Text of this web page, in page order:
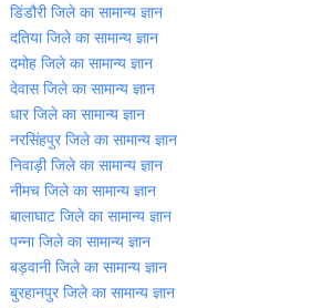
डिंडौरी जिले का सामान्‍य ज्ञान
दतिया जिले का सामान्‍य ज्ञान
दमोह जिले का सामान्‍य ज्ञान
देवास जिले का सामान्‍य ज्ञान
धार जिले का सामान्‍य ज्ञान
नरसिंहपुर जिले का सामान्‍य ज्ञान
निवाड़ी जिले का सामान्‍य ज्ञान
नीमच जिले का सामान्‍य ज्ञान
बालाघाट जिले का सामान्‍य ज्ञान
पन्‍ना जिले का सामान्‍य ज्ञान
बड़वानी जिले का सामान्‍य ज्ञान
बुरहानपुर जिले का सामान्‍य ज्ञान